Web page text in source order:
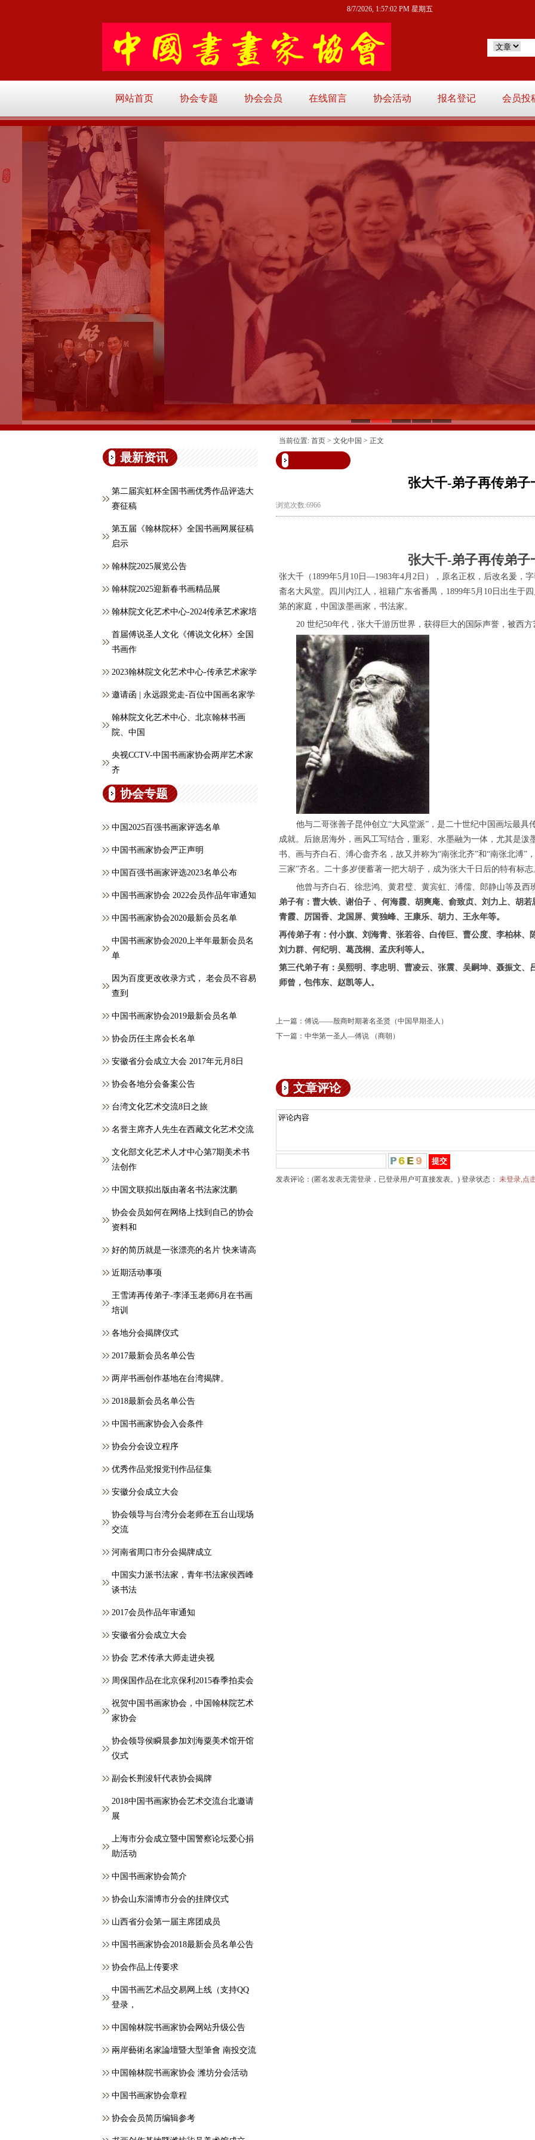
网站首页 协会专题 协会会员 在线留言 协会活动 报名登记 会员投
8/7/2026, 1:57:03 PM 星期五
1 2
最新资讯
第二届宾虹杯全国书画优秀作品评选大
赛征稿
第五届《翰林院杯》全国书画网展征稿
启示
翰林院2025展览公告
翰林院2025迎新春书画精品展
翰林院文化艺术中心-2024传承艺术家培
首届傅说圣人文化《傅说文化杯》全国
书画作
2023翰林院文化艺术中心-传承艺术家学
邀请函 | 永远跟党走-百位中国画名家学
翰林院文化艺术中心、北京翰林书画
院、中国
央视CCTV-中国书画家协会两岸艺术家
齐
协会专题
中国2025百强书画家评选名单
中国书画家协会严正声明
中国百强书画家评选2023名单公布
中国书画家协会 2022会员作品年审通知
中国书画家协会2020最新会员名单
中国书画家协会2020上半年最新会员名
单
因为百度更改收录方式， 老会员不容易
查到
中国书画家协会2019最新会员名单
协会历任主席会长名单
安徽省分会成立大会 2017年元月8日
协会各地分会备案公告
台湾文化艺术交流8日之旅
名誉主席齐人先生在西藏文化艺术交流
文化部文化艺术人才中心第7期美术书
法创作
中国文联拟出版由著名书法家沈鹏
协会会员如何在网络上找到自己的协会
资料和
好的简历就是一张漂亮的名片 快来请高
近期活动事项
王雪涛再传弟子-李泽玉老师6月在书画
培训
各地分会揭牌仪式
2017最新会员名单公告
两岸书画创作基地在台湾揭牌。
2018最新会员名单公告
中国书画家协会入会条件
协会分会设立程序
优秀作品党报党刊作品征集
安徽分会成立大会
协会领导与台湾分会老师在五台山现场
交流
河南省周口市分会揭牌成立
中国实力派书法家，青年书法家侯西峰
谈书法
2017会员作品年审通知
安徽省分会成立大会
协会 艺术传承大师走进央视
周保国作品在北京保利2015春季拍卖会
祝贺中国书画家协会，中国翰林院艺术
家协会
协会领导侯瞬晨参加刘海粟美术馆开馆
仪式
副会长荆浚轩代表协会揭牌
2018中国书画家协会艺术交流台北邀请
展
上海市分会成立暨中国警察论坛爱心捐
助活动
中国书画家协会简介
协会山东淄博市分会的挂牌仪式
山西省分会第一届主席团成员
中国书画家协会2018最新会员名单公告
协会作品上传要求
中国书画艺术品交易网上线（支持QQ
登录，
中国翰林院书画家协会网站升级公告
兩岸藝術名家論壇暨大型筆會 南投交流
中国翰林院书画家协会 潍坊分会活动
中国书画家协会章程
协会会员简历编辑参考
当前位置: 首页 > 文化中国 > 正文
张大千-弟子再传弟子
浏览次数:6966
张大千-弟子再传弟子
张大千（1899年5月10日—1983年4月2日），原名正权，后改名爰，
斋名大风堂。四川内江人，祖籍广东省番禺，1899年5月10日出生于
第的家庭，中国泼墨画家，书法家。
20 世纪50年代，张大千游历世界，获得巨大的国际声誉，被西方
他与二哥张善子昆仲创立“大风堂派”，是二十世纪中国画坛最
成就。后旅居海外，画风工写结合，重彩、水墨融为一体，尤其是
书、画与齐白石、溥心畲齐名，故又并称为“南张北齐”和“南张北溥”
三家”齐名。二十多岁便蓄著一把大胡子，成为张大千日后的特有标志
他曾与齐白石、徐悲鸿、黄君璧、黄宾虹、溥儒、郎静山等及西
弟子有：曹大铁、谢伯子 、何海霞、胡爽庵、俞致贞、刘力上、胡
青霞、厉国香、龙国屏、黄独峰、王康乐、胡力、王永年等。
再传弟子有：付小旗、刘海青、张若谷、白传巨、曹公度、李柏林、
刘力群、何纪明、葛茂桐、孟庆利等人。
第三代弟子有：吴熙明、李忠明、曹凌云、张震、吴嗣坤、聂振文、
师曾，包伟东、赵凯等人。
上一篇： 傅说——殷商时期著名圣贤（中国早期圣人）
下一篇： 中华第一圣人—傅说 （商朝）
文章评论
发表评论：(匿名发表无需登录，已登录用户可直接发表。) 登录状态： 未登录,点